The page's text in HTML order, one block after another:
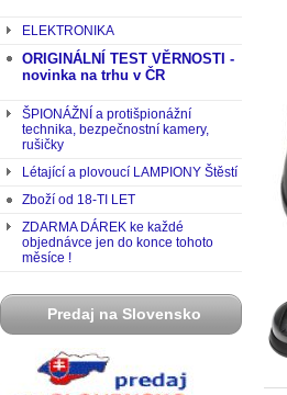
ELEKTRONIKA
ORIGINÁLNÍ TEST VĚRNOSTI -
novinka na trhu v ČR
ŠPIONÁŽNÍ a protišpionážní
technika, bezpečnostní kamery,
rušičky
Létající a plovoucí LAMPIONY Štěstí
Zboží od 18-TI LET
ZDARMA DÁREK ke každé
objednávce jen do konce tohoto
měsíce !
Predaj na Slovensko